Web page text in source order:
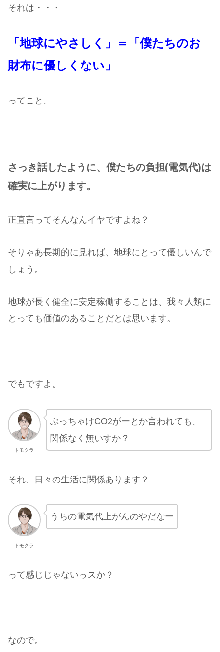
それは・・・
「地球にやさしく」＝「僕たちのお
財布に優しくない」
ってこと。
さっき話したように、僕たちの負担(電気代)は
確実に上がります。
正直言ってそんなんイヤですよね？
そりゃあ長期的に見れば、地球にとって優しいんで
しょう。
地球が長く健全に安定稼働することは、我々人類に
とっても価値のあることだとは思います。
でもですよ。
トモクラ
ぶっちゃけCO2がーとか言われても、
関係なく無いすか？
それ、日々の生活に関係あります？
トモクラ
うちの電気代上がんのやだなー
って感じじゃないっスか？
なので。